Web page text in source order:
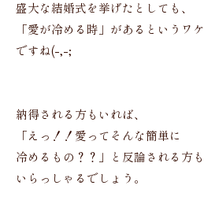
盛大な結婚式を挙げたとしても、
「愛が冷める時」があるというワケ
ですね(-,-;
納得される方もいれば、
「えっ！！愛ってそんな簡単に
冷めるもの？？」と反論される方も
いらっしゃるでしょう。